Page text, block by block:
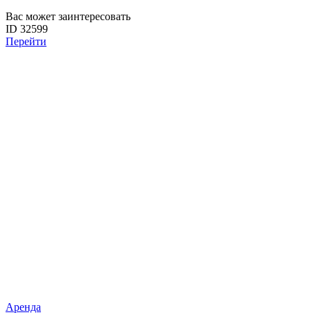
Вас может заинтересовать
ID 32599
Перейти
Аренда